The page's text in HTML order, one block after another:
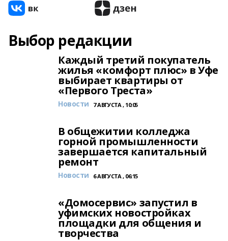
Выбор редакции
Каждый третий покупатель
жилья «комфорт плюс» в Уфе
выбирает квартиры от
«Первого Треста»
Новости 7 АВГУСТА , 10:05
В общежитии колледжа
горной промышленности
завершается капитальный
ремонт
Новости 6 АВГУСТА , 06:15
«Домосервис» запустил в
уфимских новостройках
площадки для общения и
творчества